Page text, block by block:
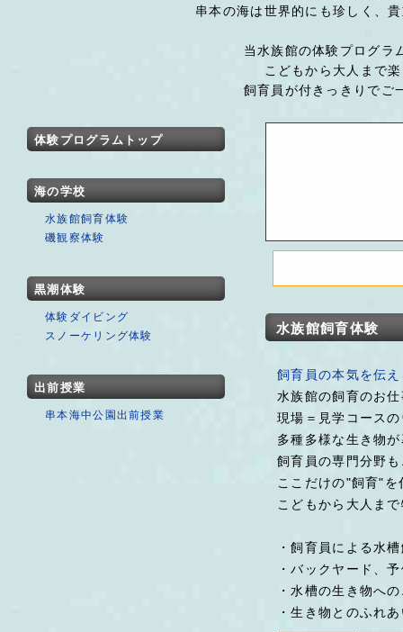
串本の海は世界的にも珍しく、
当水族館の体験プログラ
こどもから大人まで
飼育員が付きっきりでご
体験プログラムトップ
海の学校
水族館飼育体験
磯観察体験
黒潮体験
体験ダイビング
スノーケリング体験
出前授業
串本海中公園出前授業
水族館飼育体験
飼育員の本気を伝
水族館の飼育のお
現場＝見学コース
多種多様な生き物
飼育員の専門分野
ここだけの"飼育"
こどもから大人ま
・飼育員による水
・バックヤード、
・水槽の生き物へ
・生き物とのふれ